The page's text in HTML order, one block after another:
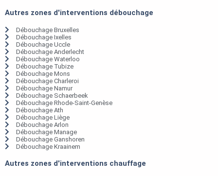
Autres zones d'interventions débouchage
Débouchage Bruxelles
Débouchage Ixelles
Débouchage Uccle
Débouchage Anderlecht
Débouchage Waterloo
Débouchage Tubize
Débouchage Mons
Débouchage Charleroi
Débouchage Namur
Débouchage Schaerbeek
Débouchage Rhode-Saint-Genèse
Débouchage Ath
Débouchage Liège
Débouchage Arlon
Débouchage Manage
Débouchage Ganshoren
Débouchage Kraainem
Autres zones d'interventions chauffage